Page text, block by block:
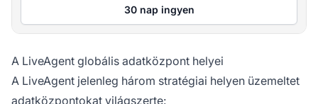
30 nap ingyen
A LiveAgent globális adatközpont helyei
A LiveAgent jelenleg három stratégiai helyen üzemeltet
adatközpontokat világszerte: